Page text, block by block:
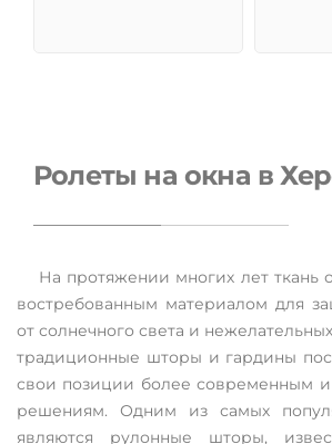
Ролеты на окна в
На протяжении многих лет ткань
востребованным материалом для
от солнечного света и
традиционные шторы и гардины
свои позиции более современным
решениям. Одним из самых
являются рулонные шторы,